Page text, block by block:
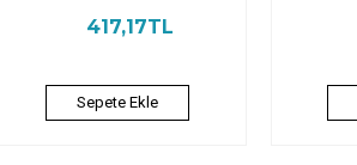
417,17TL
Sepete Ekle